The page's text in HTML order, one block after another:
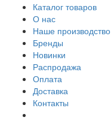
Каталог товаров
О нас
Наше производство
Бренды
Новинки
Распродажа
Оплата
Доставка
Контакты